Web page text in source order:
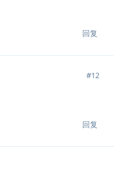
回复
#12
回复